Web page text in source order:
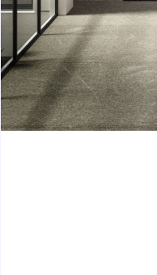
Bloc-porte PC13
Laissez un avis